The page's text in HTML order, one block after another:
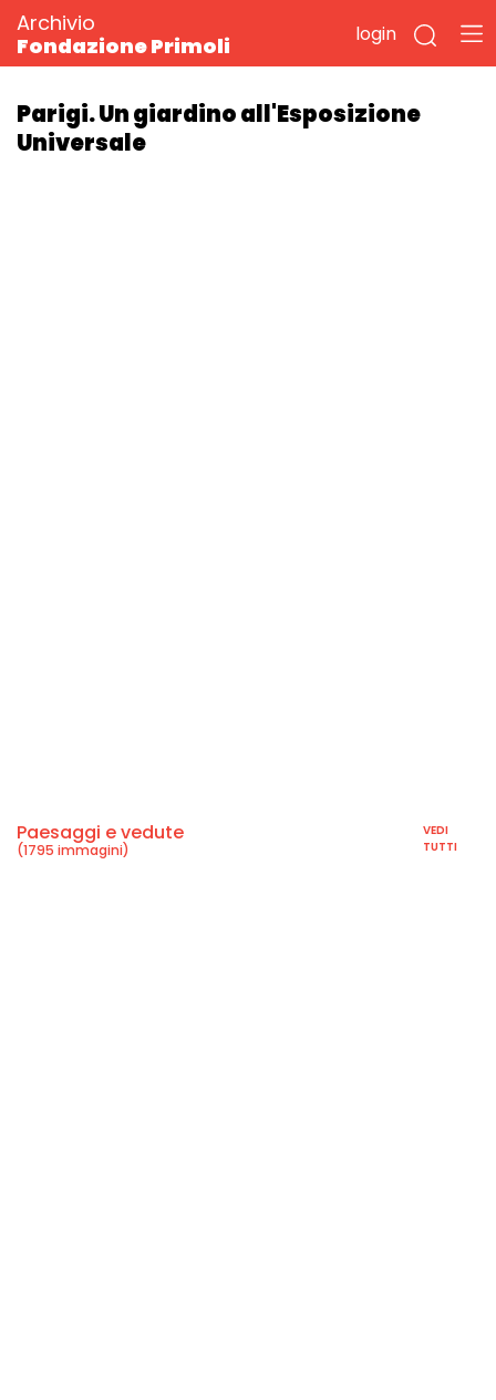
Archivio
Fondazione Primoli
login
Parigi. Un giardino all'Esposizione
Universale
Paesaggi e vedute
(1795 immagini)
VEDI
TUTTI